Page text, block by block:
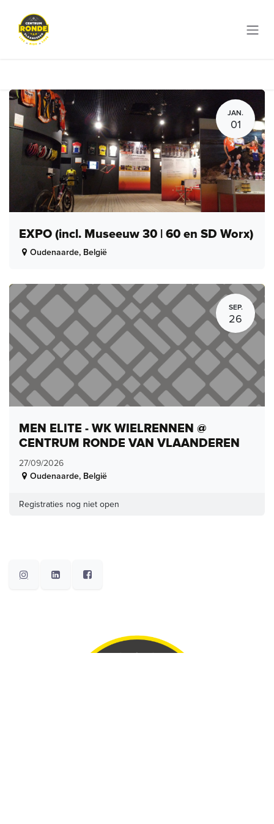
JAN.
01
EXPO (incl. Museeuw 30 | 60 en SD Worx)
Oudenaarde, België
SEP.
26
MEN ELITE - WK WIELRENNEN @
CENTRUM RONDE VAN VLAANDEREN
27/09/2026
Oudenaarde, België
Registraties nog niet open